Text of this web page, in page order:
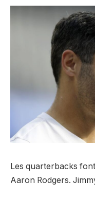
Les quarterbacks
Aaron Rodgers.